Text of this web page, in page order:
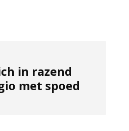
in razend
met spoed